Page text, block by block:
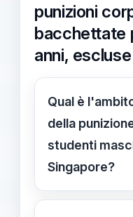
punizioni
bacchettate
anni,
Qual è
della
studenti
Singapore?
La punizione